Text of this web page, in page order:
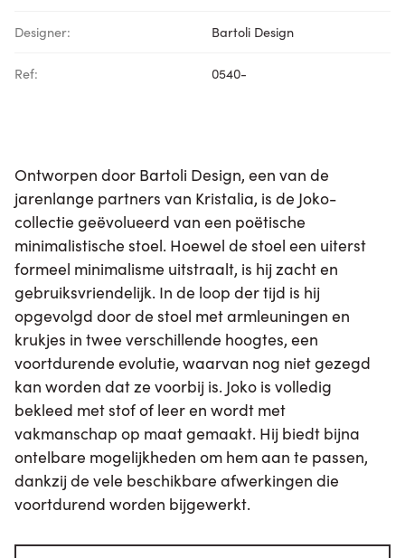
Designer: Bartoli Design
Ref: 0540-
Ontworpen door Bartoli Design, een van de
jarenlange partners van Kristalia, is de Joko-
collectie geëvolueerd van een poëtische
minimalistische stoel. Hoewel de stoel een uiterst
formeel minimalisme uitstraalt, is hij zacht en
gebruiksvriendelijk. In de loop der tijd is hij
opgevolgd door de stoel met armleuningen en
krukjes in twee verschillende hoogtes, een
voortdurende evolutie, waarvan nog niet gezegd
kan worden dat ze voorbij is. Joko is volledig
bekleed met stof of leer en wordt met
vakmanschap op maat gemaakt. Hij biedt bijna
ontelbare mogelijkheden om hem aan te passen,
dankzij de vele beschikbare afwerkingen die
voortdurend worden bijgewerkt.